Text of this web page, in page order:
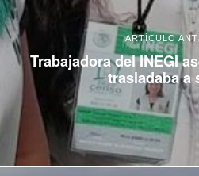
ARTÍCULO
Trabajadora del INEGI
trasladaba a